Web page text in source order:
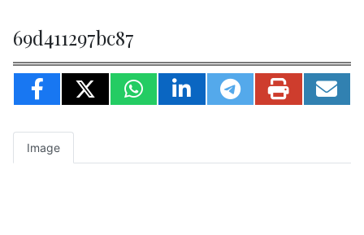
69d411297bc87
Image